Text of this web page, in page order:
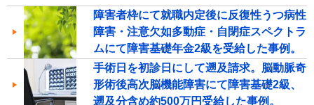
障害者枠にて就職内定後に反復性うつ病性
障害・注意欠如多動症・自閉症スペクトラ
ムにて障害基礎年金2級を受給した事例。
手術日を初診日にして遡及請求。脳動脈奇
形術後高次脳機能障害にて障害基礎2級、
遡及分含め約500万円受給した事例。